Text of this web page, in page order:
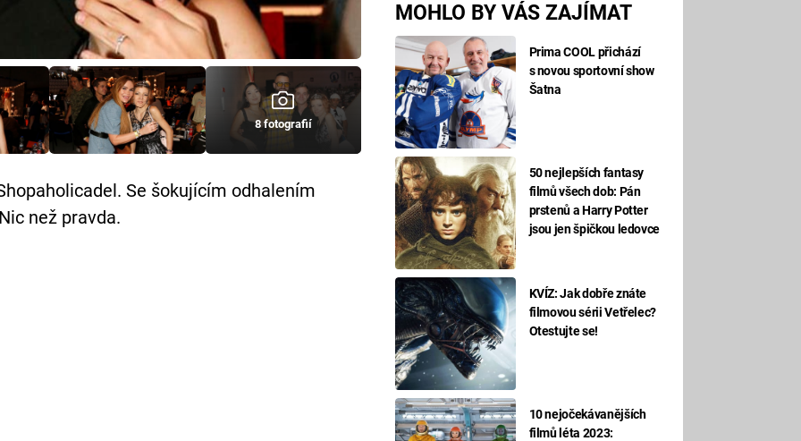
MOHLO BY VÁS ZAJÍMAT
Prima COOL přichází
s novou sportovní show
Šatna
50 nejlepších fantasy
filmů všech dob: Pán
prstenů a Harry Potter
jsou jen špičkou ledovce
KVÍZ: Jak dobře znáte
filmovou sérii Vetřelec?
Otestujte se!
10 nejočekávanějších
filmů léta 2023:
8 fotografií
Se šokujícím odhalením
než pravda.